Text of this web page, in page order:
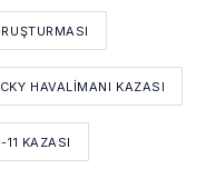
HAVALIMANI KAZASI
11 KAZASI